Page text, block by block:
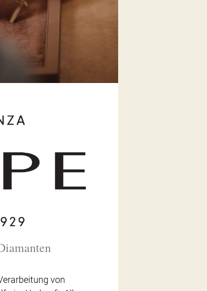
von